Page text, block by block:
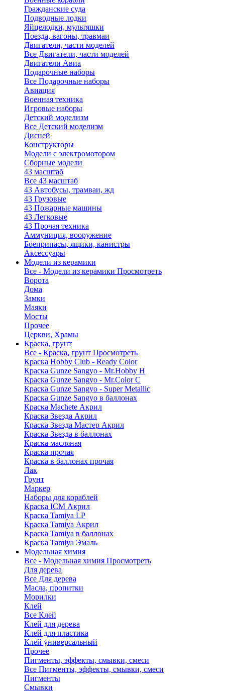
Гражданские суда
Подводные лодки
Яйцелодки, мультяшки
Поезда, вагоны, травмаи
Двигатели, части моделей
Все Двигатели, части моделей
Двигатели Авиа
Подарочные наборы
Все Подарочные наборы
Авиация
Военная техника
Игровые наборы
Детский моделизм
Все Детский моделизм
Дисней
Конструкторы
Модели с электромотором
Сборные модели
43 масштаб
Все 43 масштаб
43 Автобусы, трамваи, жд
43 Грузовые
43 Пожарные машины
43 Легковые
43 Прочая техника
Аммуниция, вооружение
Боеприпасы, ящики, канистры
Аксессуары
Модели из керамики
Все - Модели из керамики Просмотреть
Ворота
Дома
Замки
Маяки
Мосты
Прочее
Церкви, Храмы
Краска, грунт
Все - Краска, грунт Просмотреть
Краска Hobby Club - Ready Color
Краска Gunze Sangyo - Mr.Hobby H
Краска Gunze Sangyo - Mr.Color C
Краска Gunze Sangyo - Super Metallic
Краска Gunze Sangyo в баллонах
Краска Machete Акрил
Краска Звезда Акрил
Краска Звезда Мастер Акрил
Краска Звезда в баллонах
Краска масляная
Краска прочая
Краска в баллонах прочая
Лак
Грунт
Маркер
Наборы для кораблей
Краска ICM Акрил
Краска Tamiya LP
Краска Tamiya Акрил
Краска Tamiya в баллонах
Краска Tamiya Эмаль
Модельная химия
Все - Модельная химия Просмотреть
Для дерева
Все Для дерева
Масла, пропитки
Морилки
Клей
Все Клей
Клей для дерева
Клей для пластика
Клей универсальный
Прочее
Пигменты, эффекты, смывки, смеси
Все Пигменты, эффекты, смывки, смеси
Пигменты
Смывки